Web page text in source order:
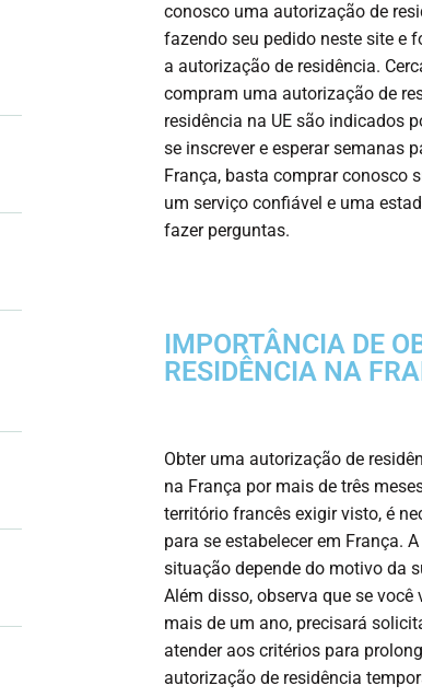
conosco uma autorização de
fazendo seu pedido neste site e
a autorização de residência.
compram uma autorização de
residência na UE são indicados
se inscrever e esperar semanas
França, basta comprar conosco
um serviço confiável e uma
fazer perguntas.
IMPORTÂNCIA DE
RESIDÊNCIA NA
Obter uma autorização de
na França por mais de três
território francês exigir visto, é
para se estabelecer em França.
situação depende do motivo da
Além disso, observa que se
mais de um ano, precisará
atender aos critérios para
autorização de residência